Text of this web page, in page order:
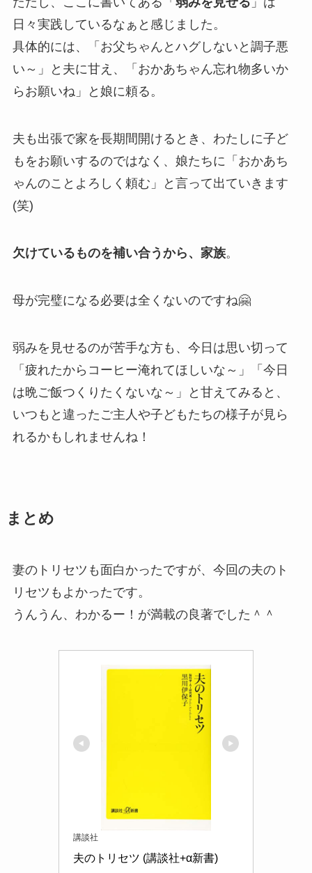
日々実践しているなぁと感じました。
具体的には、「お父ちゃんとハグしないと調子悪
い～」と夫に甘え、「おかあちゃん忘れ物多いか
らお願いね」と娘に頼る。
夫も出張で家を長期間開けるとき、わたしに子ど
もをお願いするのではなく、娘たちに「おかあち
ゃんのことよろしく頼む」と言って出ていきます
(笑)
欠けているものを補い合うから、家族。
母が完璧になる必要は全くないのですね🤗
弱みを見せるのが苦手な方も、今日は思い切って
「疲れたからコーヒー淹れてほしいな～」「今日
は晩ご飯つくりたくないな～」と甘えてみると、
いつもと違ったご主人や子どもたちの様子が見ら
れるかもしれませんね！
まとめ
妻のトリセツも面白かったですが、今回の夫のト
リセツもよかったです。
うんうん、わかるー！が満載の良著でした＾＾
講談社
夫のトリセツ (講談社+α新書)